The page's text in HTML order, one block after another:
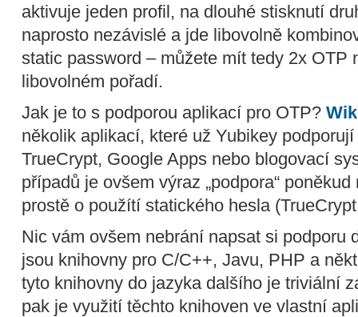
aktivuje jeden profil, na dlouhé stisknutí
naprosto nezávislé a jde libovolně
static password – můžete mít tedy 2x OTP
libovolném pořadí.
Jak je to s podporou aplikací pro OTP?
několik aplikací, které už Yubikey
TrueCrypt, Google Apps nebo blogovací
případů je ovšem výraz „podpora“
prostě o použítí statického hesla
Nic vám ovšem nebrání napsat si podporu
jsou knihovny pro C/C++, Javu, PHP a
tyto knihovny do jazyka dalšího je triviální
pak je využití těchto knihoven ve vlastní